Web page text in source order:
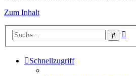
Zum Inhalt
Suche
Schnellzugriff